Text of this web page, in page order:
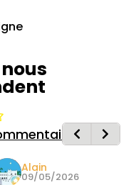
Alain
09/05/2026